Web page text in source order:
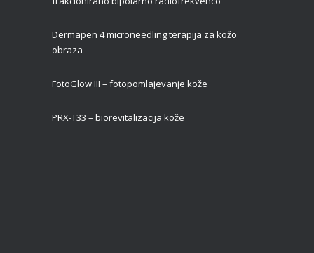
Dermapen 4 microneedling terapija za kožo
obraza
FotoGlow III – fotopomlajevanje kože
PRX-T33 – biorevitalizacija kože